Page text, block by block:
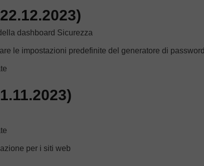
dashboard Sicurezza
le impostazioni predefinite del generatore di password
per i siti web